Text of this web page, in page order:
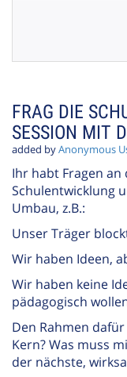
FRAG DIE
SESSION MIT
added byAnonymous
Ihr habt Fragen
Schulentwicklung
Umbau, z.B.:
Unser Träger
Wir haben Ideen,
Wir haben keine
pädagogisch
Den Rahmen
Kern? Was muss
der nächste,